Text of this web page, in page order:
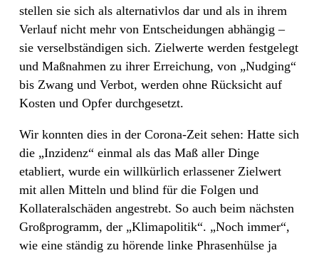
stellen sie sich als alternativlos dar und als in ihrem
Verlauf nicht mehr von Entscheidungen abhängig –
sie verselbständigen sich. Zielwerte werden festgelegt
und Maßnahmen zu ihrer Erreichung, von „Nudging“
bis Zwang und Verbot, werden ohne Rücksicht auf
Kosten und Opfer durchgesetzt.
Wir konnten dies in der Corona-Zeit sehen: Hatte sich
die „Inzidenz“ einmal als das Maß aller Dinge
etabliert, wurde ein willkürlich erlassener Zielwert
mit allen Mitteln und blind für die Folgen und
Kollateralschäden angestrebt. So auch beim nächsten
Großprogramm, der „Klimapolitik“. „Noch immer“,
wie eine ständig zu hörende linke Phrasenhülse ja